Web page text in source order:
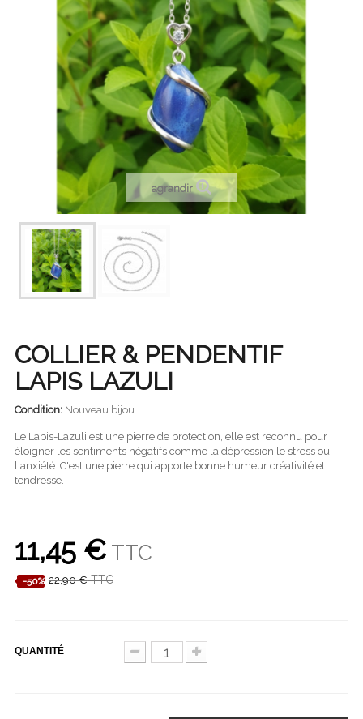
agrandir
COLLIER & PENDENTIF
LAPIS LAZULI
Condition: Nouveau bijou
Le Lapis-Lazuli est une pierre de protection, elle est reconnu pour
éloigner les sentiments négatifs comme la dépression le stress ou
l'anxiété. C'est une pierre qui apporte bonne humeur créativité et
tendresse.
11,45 €TTC
-50% 22,90 €TTC
QUANTITÉ